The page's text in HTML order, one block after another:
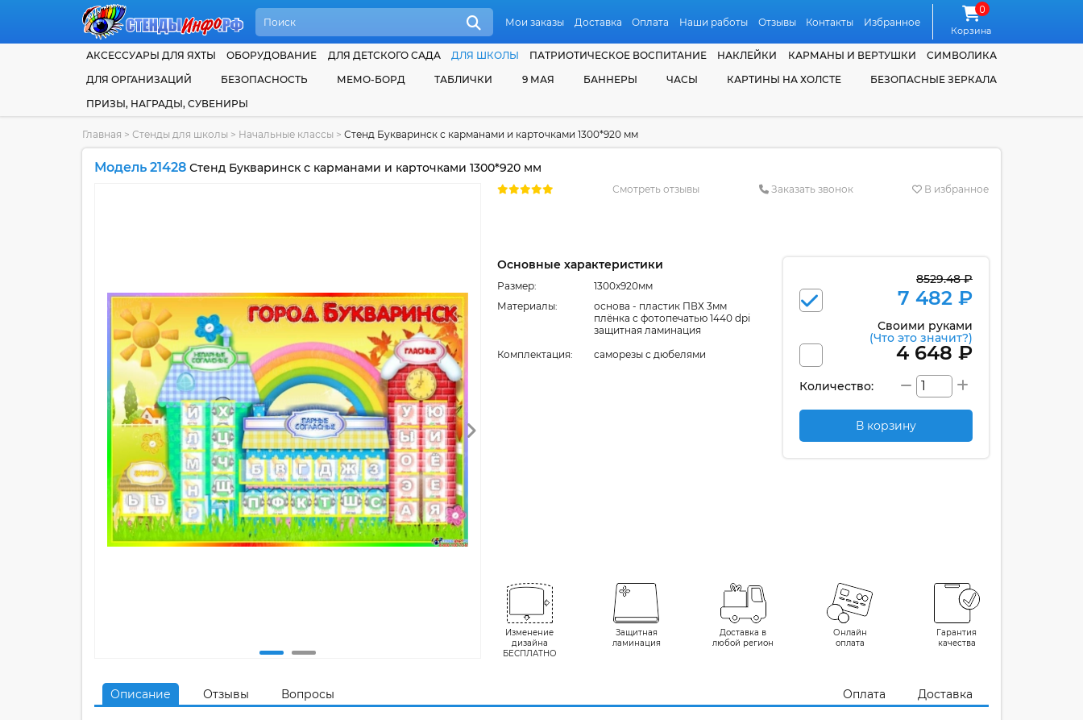
Мои заказы Доставка Оплата Наши работы Отзывы Контакты Избранное
0
Корзина
АКСЕССУАРЫ ДЛЯ ЯХТЫ ОБОРУДОВАНИЕ ДЛЯ ДЕТСКОГО САДА ДЛЯ ШКОЛЫ ПАТРИОТИЧЕСКОЕ ВОСПИТАНИЕ НАКЛЕЙКИ КАРМАНЫ И ВЕРТУШКИ
СИМВОЛИКА
ДЛЯ ОРГАНИЗАЦИЙ
БЕЗОПАСНОСТЬ МЕМО-БОРД ТАБЛИЧКИ 9 МАЯ БАННЕРЫ ЧАСЫ КАРТИНЫ НА ХОЛСТЕ
БЕЗОПАСНЫЕ ЗЕРКАЛА
ПРИЗЫ, НАГРАДЫ, СУВЕНИРЫ
Главная > Стенды для школы > Начальные классы > Стенд Букваринск с карманами и карточками 1300*920 мм
Модель 21428 Стенд Букваринск с карманами и карточками 1300*920 мм
Смотреть отзывы Заказать звонок В избранное
Основные характеристики
Размер:
1300x920мм
Материалы:
основа - пластик ПВХ 3мм
плёнка с фотопечатью 1440 dpi
защитная ламинация
Комплектация:
cаморезы с дюбелями
8529.48 ₽
7 482 ₽
Своими руками
(Что это значит?)
4 648 ₽
Количество:
В корзину
Изменение
дизайна
БЕСПЛАТНО
Защитная
ламинация
Доставка в
любой регион
Онлайн
оплата
Гарантия
качества
Описание Отзывы Вопросы Оплата Доставка